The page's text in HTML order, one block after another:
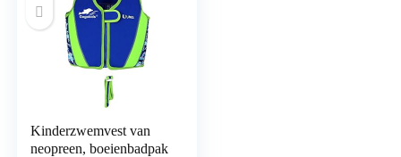
Kinderzwemvest van
neopreen, boeienbadpak